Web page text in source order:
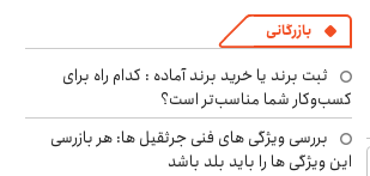
بازرگانی
ثبت برند یا خرید برند آماده : کدام راه برای
کسب‌وکار شما مناسب‌تر است؟
بررسی ویژگی های فنی جرثقیل ها: هر بازرسی
این ویژگی ها را باید بلد باشد